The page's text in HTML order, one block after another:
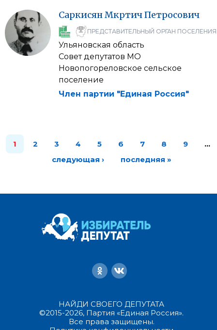
СаркисянМкртичПетросович
ПРЕДСТАВИТЕЛЬНЫЙ ОРГАН ПОСЕЛЕНИЯ
Ульяновская область
Совет депутатов МО
Новопогореловское сельское
поселение
Член партии "Единая Россия"
1 2 3 4 5 6 7 8 9
…
следующая ›
последняя »
НАЙДИ СВОЕГО ДЕПУТАТА
©2015-2026, Партия «Единая Россия».
Все права защищены.